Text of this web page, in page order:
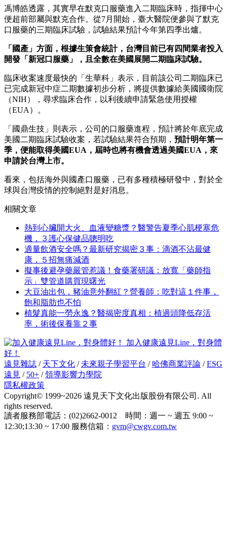
馮博皓透露，其實早在默克口服藥進入二期臨床時，指揮中心
便超前部屬與默克合作。從7月開始，臺大醫院便參與了默克
口服藥的三期臨床試驗，試驗結果預計今年第四季出爐。
「國產」方面，根據生策會統計，台灣目前已有四 間業者投入
開發「新冠口服藥」，且全數在美國展開二期臨床試驗。
臨床收案速度最快的「生華科」表示，目前該公司二期臨床已
已完成新冠中症二期數據初步分析，將提供數據給美國國衛院
（NIH），尋求臨床合作，以利後續申請緊急使用授權
（EUA）。
「國鼎生技」則表示，公司的口服藥進程，預計將於年底完成
美國二期臨床試驗收案，若試驗結果符合預期， 預計明年第一
季，便能取得美國EUA ，屆時也將有機會透過美國EUA ，來
申請於台灣上市。
看來，包括海外與國產口服藥，已有多種積極研發中，對於全
球與台灣疫情的控制絕對是好消息。
相關文章
熱到心臟開大火、血液變糖漿？醫警告夏季心肌梗塞危
機，３護心保健品聰明吃
適量飲酒安全嗎？最新研究揭密３事：滴酒不沾最健
康，５招無痛減酒
擬事後避孕藥嚴管惹議！食藥署研議：放寬「藥師指
示」雙管道購買現曙光
大豆油出包，豬油意外翻紅？營養師：吃對這１件事，
飽和脂肪也不怕
植髮真能一勞永逸？醫揭密度真相：植過頭降低存活
率，術後保養靠２事
加入健康遠見Line，對身體
好！
遠見雜誌 / 天下文化 / 未來親子學習平台 / 哈佛商業評論 /ESG
遠見 / 50+ /領導影響力學院
隱私權政策
Copyright© 1999~2026 遠見天下文化出版股份有限公司. All
rights reserved.
讀者服務部電話：(02)2662-0012 時間：週一 ~ 週五 9:00 ~
12:30;13:30 ~ 17:00 服務信箱： gvm@cwgv.com.tw